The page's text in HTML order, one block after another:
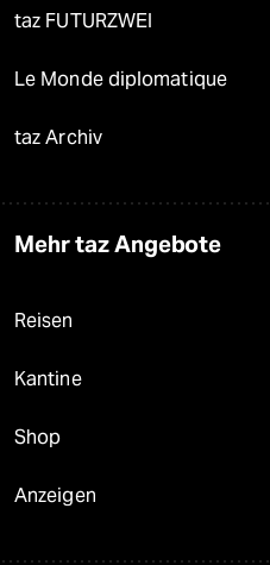
taz FUTURZWEI
Le Monde diplomatique
taz Archiv
Mehr taz Angebote
Reisen
Kantine
Shop
Anzeigen